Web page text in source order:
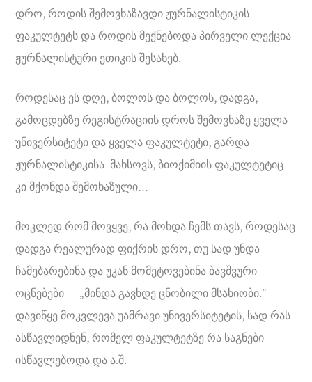
დრო, როდის შემოვხაზავდი ჟურნალისტიკის
ფაკულტეტს და როდის მექნებოდა პირველი ლექცია
ჟურნალისტური ეთიკის შესახებ.
როდესაც ეს დღე, ბოლოს და ბოლოს, დადგა,
გამოცდებზე რეგისტრაციის დროს შემოვხაზე ყველა
უნივერსიტეტი და ყველა ფაკულტეტი, გარდა
ჟურნალისტიკისა. მახსოვს, ბიოქიმიის ფაკულტეტიც
კი მქონდა შემოხაზული…
მოკლედ რომ მოვყვე, რა მოხდა ჩემს თავს, როდესაც
დადგა რეალურად ფიქრის დრო, თუ სად უნდა
ჩამებარებინა და უკან მომეტოვებინა ბავშვური
ოცნებები – „მინდა გავხდე ცნობილი მსახიობი.“
დავიწყე მოკვლევა უამრავი უნივერსიტეტის, სად რას
ასწავლიდნენ, რომელ ფაკულტეტზე რა საგნები
ისწავლებოდა და ა.შ.